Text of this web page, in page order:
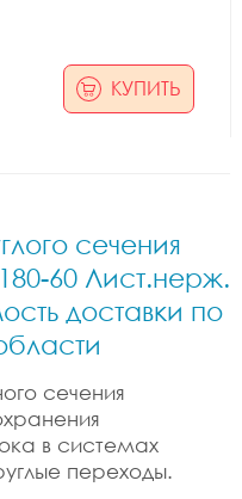
КУПИТЬ
сечения
60 Лист.нерж.
доставки по
сечения
в системах
переходы.